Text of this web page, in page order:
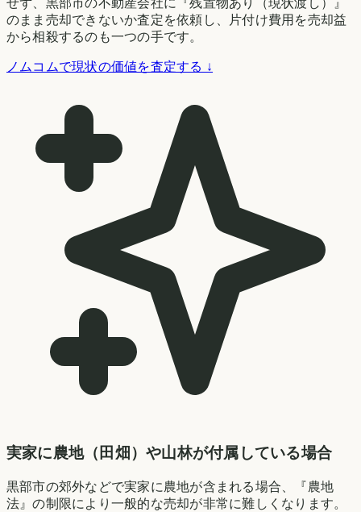
せず、黒部市の不動産会社に『残置物あり（現状渡し）』
のまま売却できないか査定を依頼し、片付け費用を売却益
から相殺するのも一つの手です。
ノムコムで現状の価値を査定する ↓
実家に農地（田畑）や山林が付属している場合
黒部市の郊外などで実家に農地が含まれる場合、『農地
法』の制限により一般的な売却が非常に難しくなります。